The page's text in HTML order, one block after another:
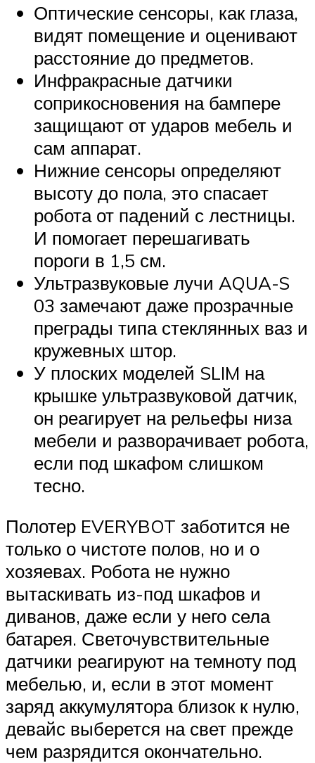
Оптические сенсоры, как глаза,
видят помещение и оценивают
расстояние до предметов.
Инфракрасные датчики
соприкосновения на бампере
защищают от ударов мебель и
сам аппарат.
Нижние сенсоры определяют
высоту до пола, это спасает
робота от падений с лестницы.
И помогает перешагивать
пороги в 1,5 см.
Ультразвуковые лучи AQUA-S
03 замечают даже прозрачные
преграды типа стеклянных ваз и
кружевных штор.
У плоских моделей SLIM на
крышке ультразвуковой датчик,
он реагирует на рельефы низа
мебели и разворачивает робота,
если под шкафом слишком
тесно.
Полотер EVERYBOT заботится не
только о чистоте полов, но и о
хозяевах. Робота не нужно
вытаскивать из-под шкафов и
диванов, даже если у него села
батарея. Светочувствительные
датчики реагируют на темноту под
мебелью, и, если в этот момент
заряд аккумулятора близок к нулю,
девайс выберется на свет прежде
чем разрядится окончательно.